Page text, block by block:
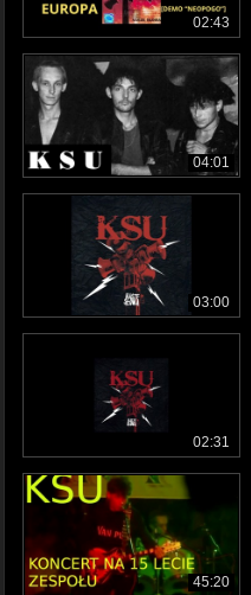
02:43
04:01
03:00
02:31
45:20